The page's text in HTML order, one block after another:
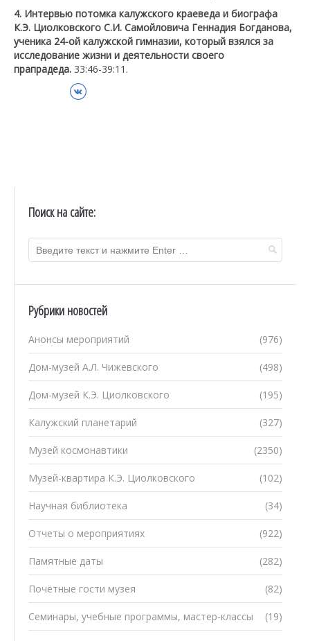
4. Интервью потомка калужского краеведа и биографа
К.Э. Циолковского С.И. Самойловича Геннадия Богданова,
ученика 24-ой калужской гимназии, который взялся за
исследование жизни и деятельности своего
прапрадеда. 33:46-39:11.
ВКонтакте
Поиск на сайте:
Рубрики новостей
(976)
Анонсы мероприятий
(498)
Дом-музей А.Л. Чижевского
(195)
Дом-музей К.Э. Циолковского
(327)
Калужский планетарий
(2350)
Музей космонавтики
(102)
Музей-квартира К.Э. Циолковского
(34)
Научная библиотека
(922)
Отчеты о мероприятиях
(282)
Памятные даты
(82)
Почётные гости музея
(19)
Семинары, учебные программы, мастер-классы